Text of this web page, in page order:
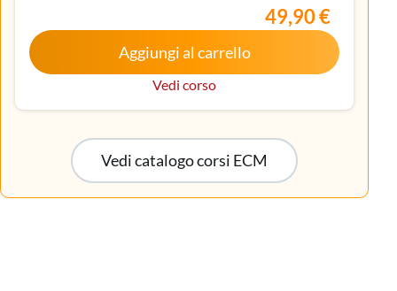
Iscritto nell’elenco speciale ad esaurimento,
Malattie metaboliche e diabetologia, Medicina
interna, Oncologia, Pediatria, Pediatria (Pediatri di
libera scelta), Tecnico sanitario di radiologia medica
49,90 €
Aggiungi al carrello
Vedi corso
Vedi catalogo corsi ECM